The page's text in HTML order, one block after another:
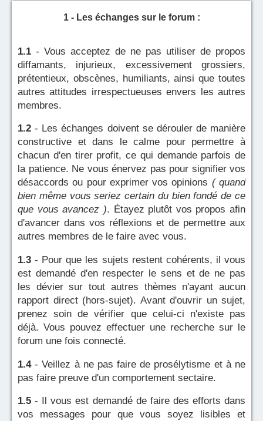
1 - Les échanges sur le forum :
1.1 - Vous acceptez de ne pas utiliser de propos
diffamants, injurieux, excessivement grossiers,
prétentieux, obscènes, humiliants, ainsi que toutes
autres attitudes irrespectueuses envers les autres
membres.
1.2 - Les échanges doivent se dérouler de manière
constructive et dans le calme pour permettre à
chacun d'en tirer profit, ce qui demande parfois de
la patience. Ne vous énervez pas pour signifier vos
désaccords ou pour exprimer vos opinions ( quand
bien même vous seriez certain du bien fondé de ce
que vous avancez ). Étayez plutôt vos propos afin
d'avancer dans vos réflexions et de permettre aux
autres membres de le faire avec vous.
1.3 - Pour que les sujets restent cohérents, il vous
est demandé d'en respecter le sens et de ne pas
les dévier sur tout autres thèmes n'ayant aucun
rapport direct (hors-sujet). Avant d'ouvrir un sujet,
prenez soin de vérifier que celui-ci n'existe pas
déjà. Vous pouvez effectuer une recherche sur le
forum une fois connecté.
1.4- Veillez à ne pas faire de prosélytisme et à ne
pas faire preuve d'un comportement sectaire.
1.5 - Il vous est demandé de faire des efforts dans
vos messages pour que vous soyez lisibles et